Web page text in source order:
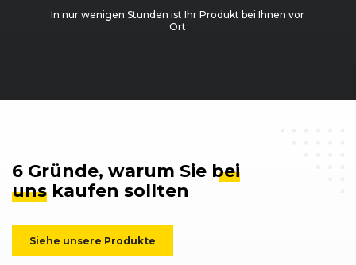
In nur wenigen Stunden ist Ihr Produkt bei Ihnen vor
Ort
6 Gründe, warum Sie bei
uns kaufen sollten
Siehe unsere Produkte